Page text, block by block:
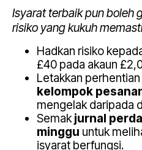
Isyarat terbaik pun boleh
risiko yang kukuh
Hadkan risiko
£40 pada akaun
Letakkan
kelompok
mengelak daripada
Semakjurnal
minggu untuk
isyarat berfungsi.